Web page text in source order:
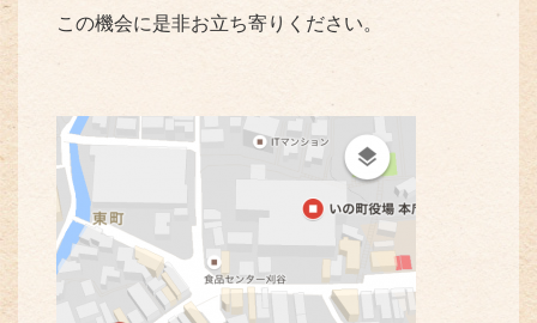
この機会に是非お立ち寄りください。